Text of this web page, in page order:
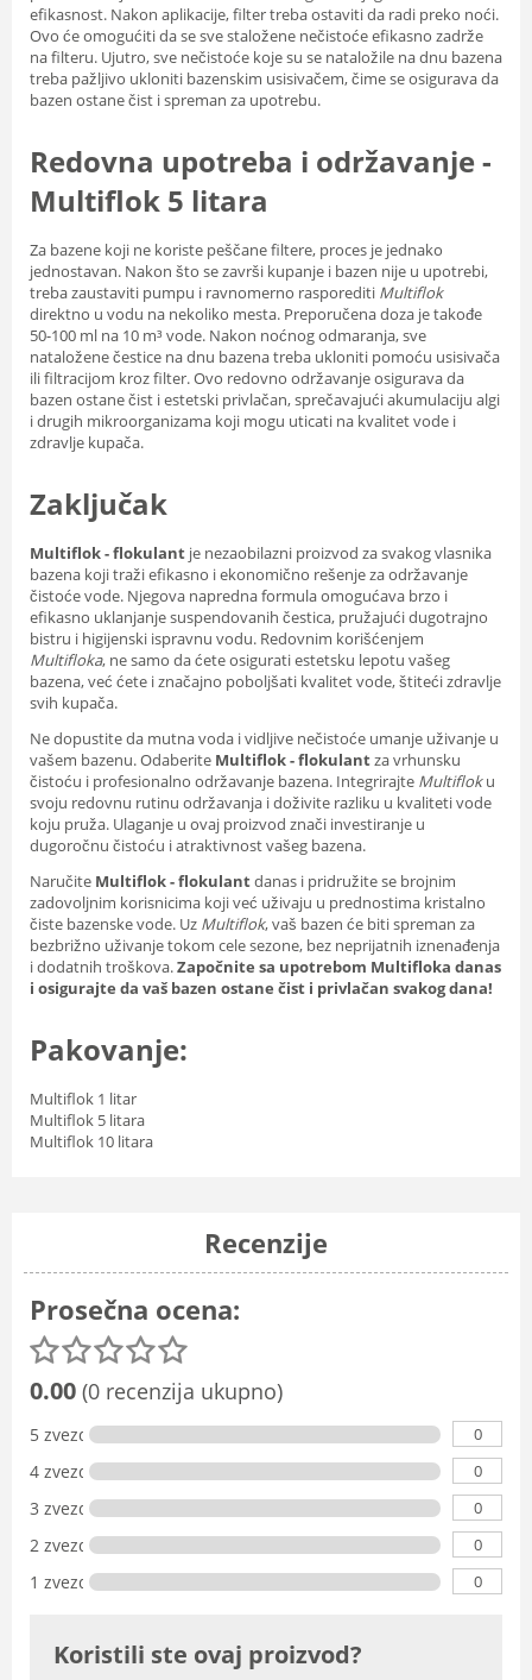
efikasnost. Nakon aplikacije, filter treba ostaviti da radi preko noći.
Ovo će omogućiti da se sve staložene nečistoće efikasno zadrže
na filteru. Ujutro, sve nečistoće koje su se nataložile na dnu bazena
treba pažljivo ukloniti bazenskim usisivačem, čime se osigurava da
bazen ostane čist i spreman za upotrebu.
Redovna upotreba i održavanje -
Multiflok 5 litara
Za bazene koji ne koriste peščane filtere, proces je jednako
jednostavan. Nakon što se završi kupanje i bazen nije u upotrebi,
treba zaustaviti pumpu i ravnomerno rasporediti Multiflok
direktno u vodu na nekoliko mesta. Preporučena doza je takođe
50-100 ml na 10 m³ vode. Nakon noćnog odmaranja, sve
nataložene čestice na dnu bazena treba ukloniti pomoću usisivača
ili filtracijom kroz filter. Ovo redovno održavanje osigurava da
bazen ostane čist i estetski privlačan, sprečavajući akumulaciju algi
i drugih mikroorganizama koji mogu uticati na kvalitet vode i
zdravlje kupača.
Zaključak
Multiflok - flokulant je nezaobilazni proizvod za svakog vlasnika
bazena koji traži efikasno i ekonomično rešenje za održavanje
čistoće vode. Njegova napredna formula omogućava brzo i
efikasno uklanjanje suspendovanih čestica, pružajući dugotrajno
bistru i higijenski ispravnu vodu. Redovnim korišćenjem
Multifloka, ne samo da ćete osigurati estetsku lepotu vašeg
bazena, već ćete i značajno poboljšati kvalitet vode, štiteći zdravlje
svih kupača.
Ne dopustite da mutna voda i vidljive nečistoće umanje uživanje u
vašem bazenu. Odaberite Multiflok - flokulantza vrhunsku
čistoću i profesionalno održavanje bazena. Integrirajte Multifloku
svoju redovnu rutinu održavanja i doživite razliku u kvaliteti vode
koju pruža. Ulaganje u ovaj proizvod znači investiranje u
dugoročnu čistoću i atraktivnost vašeg bazena.
Naručite Multiflok - flokulantdanas i pridružite se brojnim
zadovoljnim korisnicima koji već uživaju u prednostima kristalno
čiste bazenske vode. Uz Multiflok, vaš bazen će biti spreman za
bezbrižno uživanje tokom cele sezone, bez neprijatnih iznenađenja
i dodatnih troškova.Započnite sa upotrebom Multifloka danas
i osigurajte da vaš bazen ostane čist i privlačan svakog dana!
Pakovanje:
Multiflok 1 litar
Multiflok 5 litara
Multiflok 10 litara
Recenzije
Prosečna ocena:
0.00 (0 recenzija ukupno)
5 zvezdica 0
4 zvezdice 0
3 zvezdice 0
2 zvezdice 0
1 zvezdica 0
Koristili ste ovaj proizvod?